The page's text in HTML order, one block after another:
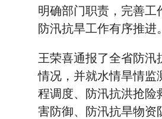
明确部门职责，完善工
防汛抗旱工作有序推进。
王荣喜通报了全省防汛
情况，并就水情旱情监
程调度、防汛抗洪抢险
害防御、防汛抗旱物资